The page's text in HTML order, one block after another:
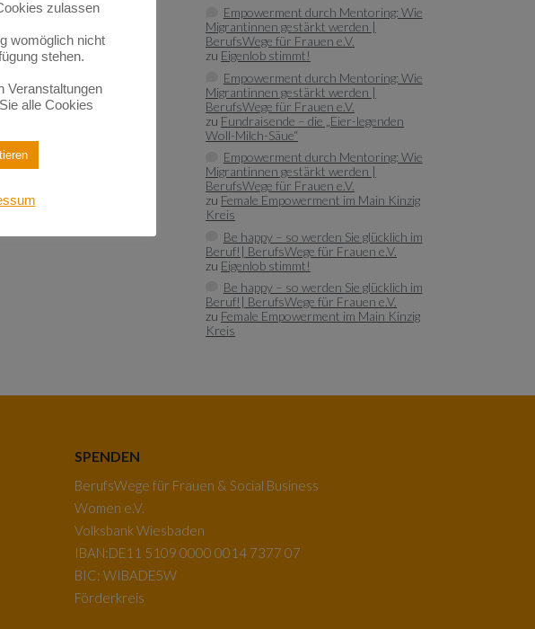
Empowerment durch Mentoring: Wie
Migrantinnen gestärkt werden |
BerufsWege für Frauen e.V.
zu Eigenlob stimmt!
Empowerment durch Mentoring: Wie
Migrantinnen gestärkt werden |
BerufsWege für Frauen e.V.
zu Fundraisende – die „Eier-legenden
Woll-Milch-Säue“
Empowerment durch Mentoring: Wie
Migrantinnen gestärkt werden |
BerufsWege für Frauen e.V.
zu Female Empowerment im Main Kinzig
Kreis
Be happy – so werden Sie glücklich im
Beruf!| BerufsWege für Frauen e.V.
zu Eigenlob stimmt!
Be happy – so werden Sie glücklich im
Beruf!| BerufsWege für Frauen e.V.
zu Female Empowerment im Main Kinzig
Kreis
SPENDEN
BerufsWege für Frauen & Social Business
Women e.V.
Volksbank Wiesbaden
IBAN:DE11 5109 0000 0014 7377 07
BIC: WIBADE5W
Förderkreis
zulassen
womöglich nicht
stehen.
Veranstaltungen
alle Cookies